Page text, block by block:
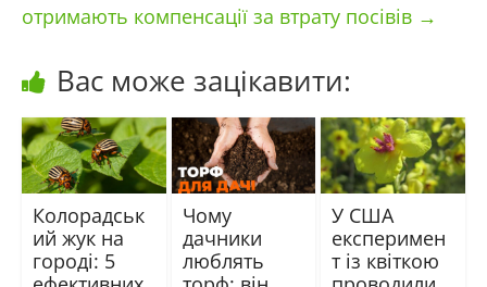
отримають компенсації за втрату посівів →
Вас може зацікавити:
Колорадськ
ий жук на
городі: 5
Чому
дачники
люблять
У США
експеримен
т із квіткою